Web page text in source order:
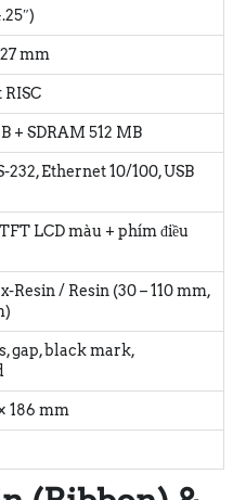
mm
RISC
+ SDRAM 512 MB
232, Ethernet 10/100, USB
LCD màu + phím điều
Resin / Resin (30 – 110 mm,
gap, black mark,
186 mm